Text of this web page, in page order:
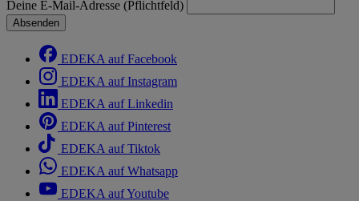
Deine E-Mail-Adresse (Pflichtfeld)
Absenden
EDEKA auf Facebook
EDEKA auf Instagram
EDEKA auf Linkedin
EDEKA auf Pinterest
EDEKA auf Tiktok
EDEKA auf Whatsapp
EDEKA auf Youtube